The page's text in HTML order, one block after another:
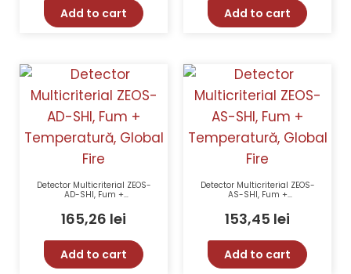
Add to cart Add to cart
Detector Multicriterial ZEOS-
AD-SHI, Fum +
165,26 lei
Add to cart
Detector Multicriterial ZEOS-
AS-SHI, Fum +
153,45 lei
Add to cart